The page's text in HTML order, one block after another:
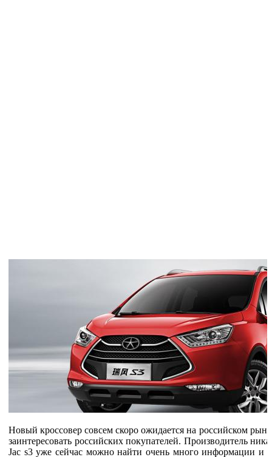
Новый кроссовер совсем скоро ожидается на российском
заинтересовать российских покупателей. Производитель
Jac s3 уже сейчас можно найти очень много информации и